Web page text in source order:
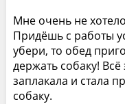
Мне очень не
Придёшь с работы
убери, то обед
держать собаку!
заплакала и стала
собаку.